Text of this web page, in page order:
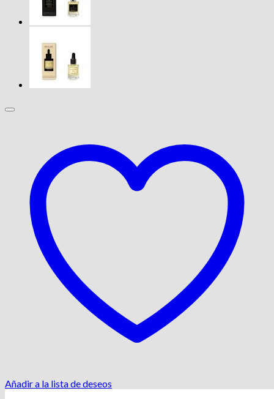
Añadir a la lista de deseos